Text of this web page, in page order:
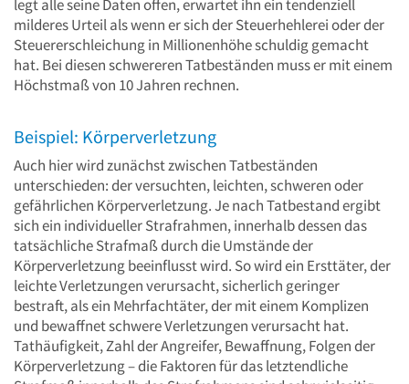
legt alle seine Daten offen, erwartet ihn ein tendenziell
milderes Urteil als wenn er sich der Steuerhehlerei oder der
Steuererschleichung in Millionenhöhe schuldig gemacht
hat. Bei diesen schwereren Tatbeständen muss er mit einem
Höchstmaß von 10 Jahren rechnen.
Beispiel: Körperverletzung
Auch hier wird zunächst zwischen Tatbeständen
unterschieden: der versuchten, leichten, schweren oder
gefährlichen Körperverletzung. Je nach Tatbestand ergibt
sich ein individueller Strafrahmen, innerhalb dessen das
tatsächliche Strafmaß durch die Umstände der
Körperverletzung beeinflusst wird. So wird ein Ersttäter, der
leichte Verletzungen verursacht, sicherlich geringer
bestraft, als ein Mehrfachtäter, der mit einem Komplizen
und bewaffnet schwere Verletzungen verursacht hat.
Tathäufigkeit, Zahl der Angreifer, Bewaffnung, Folgen der
Körperverletzung – die Faktoren für das letztendliche